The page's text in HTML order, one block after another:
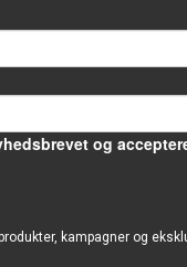
og
kampagner og